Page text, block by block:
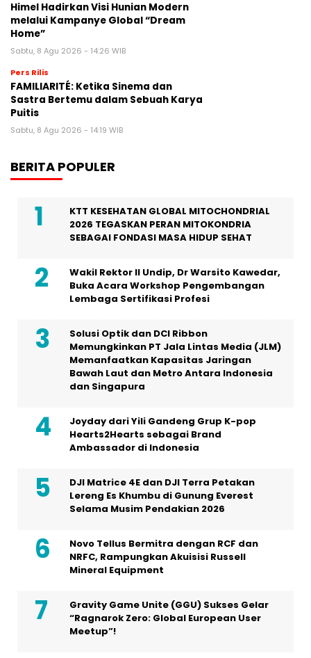
Himel Hadirkan Visi Hunian Modern
melalui Kampanye Global “Dream
Home”
Sabtu, 8 Agu 2026 - 14:26 WIB
Pers Rilis
FAMILIARITÉ: Ketika Sinema dan
Sastra Bertemu dalam Sebuah Karya
Puitis
Sabtu, 8 Agu 2026 - 14:19 WIB
BERITA POPULER
KTT KESEHATAN GLOBAL MITOCHONDRIAL
2026 TEGASKAN PERAN MITOKONDRIA
SEBAGAI FONDASI MASA HIDUP SEHAT
Wakil Rektor II Undip, Dr Warsito Kawedar,
Buka Acara Workshop Pengembangan
Lembaga Sertifikasi Profesi
Solusi Optik dan DCI Ribbon
Memungkinkan PT Jala Lintas Media (JLM)
Memanfaatkan Kapasitas Jaringan
Bawah Laut dan Metro Antara Indonesia
dan Singapura
Joyday dari Yili Gandeng Grup K-pop
Hearts2Hearts sebagai Brand
Ambassador di Indonesia
DJI Matrice 4E dan DJI Terra Petakan
Lereng Es Khumbu di Gunung Everest
Selama Musim Pendakian 2026
Novo Tellus Bermitra dengan RCF dan
NRFC, Rampungkan Akuisisi Russell
Mineral Equipment
Gravity Game Unite (GGU) Sukses Gelar
“Ragnarok Zero: Global European User
Meetup”!